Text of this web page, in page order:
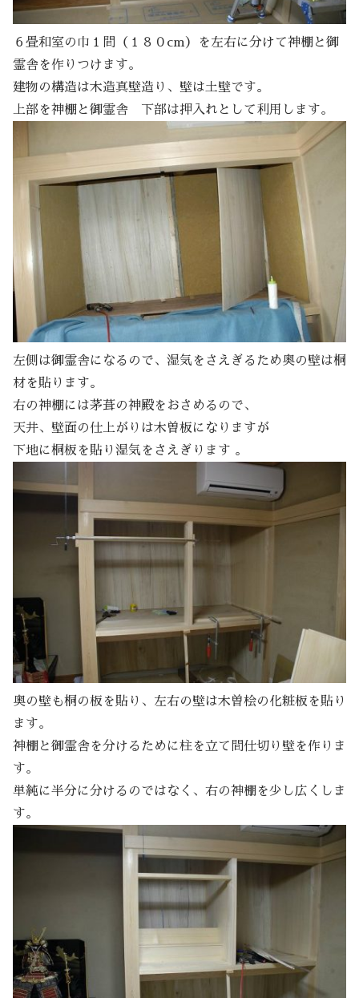
６畳和室の巾１間（１８０cm）を左右に分けて神棚と御
霊舎を作りつけます。
建物の構造は木造真壁造り、壁は土壁です。
上部を神棚と御霊舎 下部は押入れとして利用します。
左側は御霊舎になるので、湿気をさえぎるため奥の壁は桐
材を貼ります。
右の神棚には茅葺の神殿をおさめるので、
天井、壁面の仕上がりは木曽板になりますが
下地に桐板を貼り湿気をさえぎります 。
奥の壁も桐の板を貼り、左右の壁は木曽桧の化粧板を貼り
ます。
神棚と御霊舎を分けるために柱を立て間仕切り壁を作りま
す。
単純に半分に分けるのではなく、右の神棚を少し広くしま
す。